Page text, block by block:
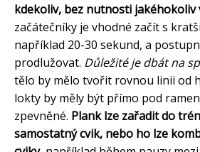
kdekoliv, bez nutnosti jakéhokoliv
začátečníky je vhodné začít s
například 20-30 sekund, a
prodlužovat. Důležité je dbát na
tělo by mělo tvořit rovnou linii od
lokty by měly být přímo pod
zpevněné. Plank lze zařadit do
samostatný cvik, nebo ho lze